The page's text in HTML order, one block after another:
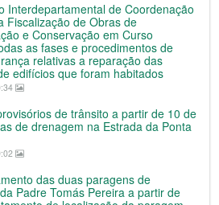
Interdepartamental de Coordenação
Fiscalização de Obras de
e Conservação em Curso
as fases e procedimentos de
relativas a reparação das
edifícios que foram habitados
de trânsito a partir de 10 de
de drenagem na Estrada da Ponta
das duas paragens de
Padre Tomás Pereira a partir de